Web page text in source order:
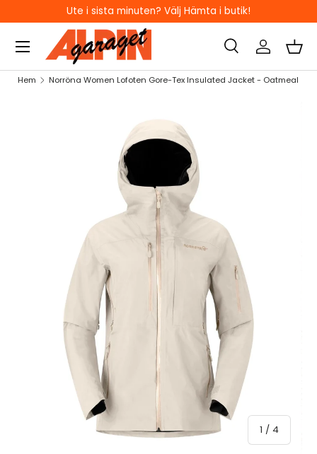
HOPPA TILL INNEHÅLL
Ute i sista minuten? Välj Hämta i butik!
Sök
Sök
Sök Logga inKorg
Hem Norröna Women Lofoten Gore-Tex Insulated Jacket - Oatmeal
HOPPA TILL PRODUKTINFORMATION
1 / av
4